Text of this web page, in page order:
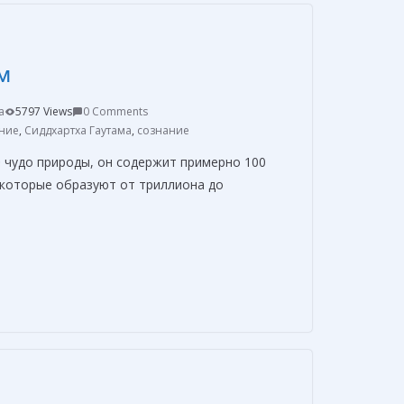
5797 Views
0 Comments
, Сиддхартха Гаутама, сознание
природы, он содержит примерно 100
образуют от триллиона до